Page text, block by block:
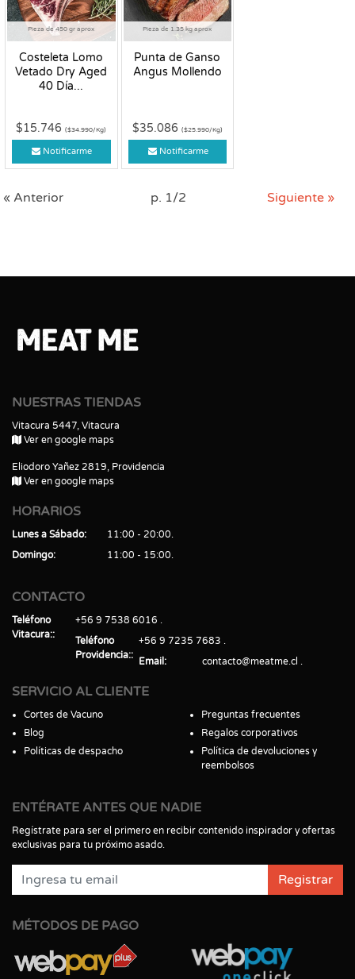
Pieza de 450 gr aprox
Costeleta Lomo
Vetado Dry Aged
40 Día...
$15.746($34.990/Kg)
Notificarme
Pieza de 1.35 kg aprox
Punta de Ganso
Angus Mollendo
$35.086 ($25.990/Kg)
Notificarme
« Anterior p. 1/2 Siguiente »
NUESTRAS TIENDAS
Vitacura 5447, Vitacura
Ver en google maps
Eliodoro Yañez 2819, Providencia
Ver en google maps
HORARIOS
Lunes a Sábado
11:00 - 20:00
Domingo
11:00 - 15:00
CONTACTO
Teléfono
Vitacura:
+56 9 7538 6016
Teléfono
Providencia:
+56 9 7235 7683
Email
contacto@meatme.cl
SERVICIO AL CLIENTE
Cortes de Vacuno
Blog
Políticas de despacho
Preguntas frecuentes
Regalos corporativos
Política de devoluciones y
reembolsos
ENTÉRATE ANTES QUE NADIE
Regístrate para ser el primero en recibir contenido inspirador y ofertas
exclusivas para tu próximo asado.
Registrar
MÉTODOS DE PAGO